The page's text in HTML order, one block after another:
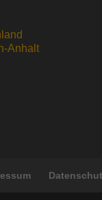
Anhalt